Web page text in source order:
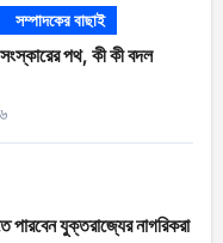
সম্পাদকের বাছাই
পথ, কী কী বদল
পারবেন যুক্তরাজ্যের নাগরিকরা